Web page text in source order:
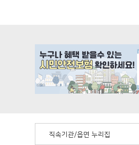
직속기관/읍면 누리집